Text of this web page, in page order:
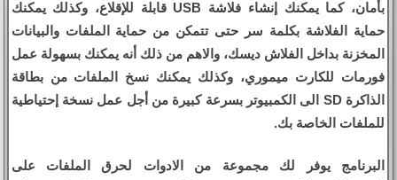
بأمان، كما يمكنك إنشاء فلاشة USB قابلة للإقلاع، وكذلك يمكنك
حماية الفلاشة بكلمة سر حتى تتمكن من حماية الملفات والبيانات
المخزنة بداخل الفلاش ديسك، والاهم من ذلك أنه يمكنك بسهولة عمل
فورمات للكارت ميموري، وكذلك يمكنك نسخ الملفات من بطاقة
الذاكرة SD الى الكمبيوتر بسرعة كبيرة من أجل عمل نسخة إحتياطية
للملفات الخاصة بك.
البرنامج يوفر لك مجموعة من الادوات لحرق الملفات على